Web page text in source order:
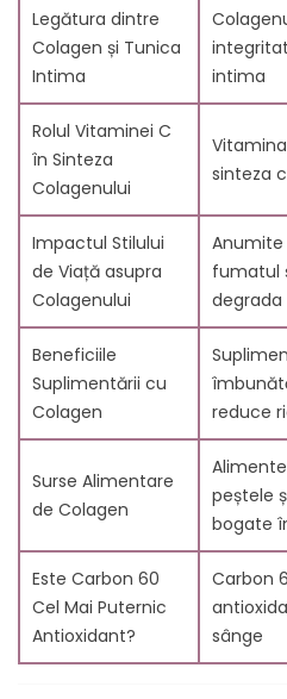
8.2. Beneficiile menținerii
scăzute
9. Carbon 60: Antioxidantul
vaselor de sânge
10. Concluzie
11. Întrebări frecvente
11.1. 1. Cum ajută
și a nivelului de colesterol?
11.2. 2. Pot schimbările
eficient colesterolul și să
vasculară?
11.3. 3. Care sunt posibilele
nivelului ridicat de
11.4. 4. Cum poate afecta
sănătatea generală?
11.5. 5. Care sunt cele mai
antioxidanți?
11.6. 6. Cum
colesterolul din organism?
11.7. 7. Ce este colagenul
pentru tunica intima?
11.8. 8. Cum afectează
11.9. 9. Ce este tunica
sistemul cardiovascular?
Legătura dintre
Colagen și Tunica
Intima
intima
Rolul Vitaminei C
în Sinteza
Colagenului
sinteza
Impactul Stilului
de Viață asupra
Colagenului
fumatul
degrada
Beneficiile
Suplimentării cu
Colagen
reduce
Surse Alimentare
de Colagen
peștele
bogate
Este Carbon 60
Cel Mai Puternic
Antioxidant?
Carbon
sânge